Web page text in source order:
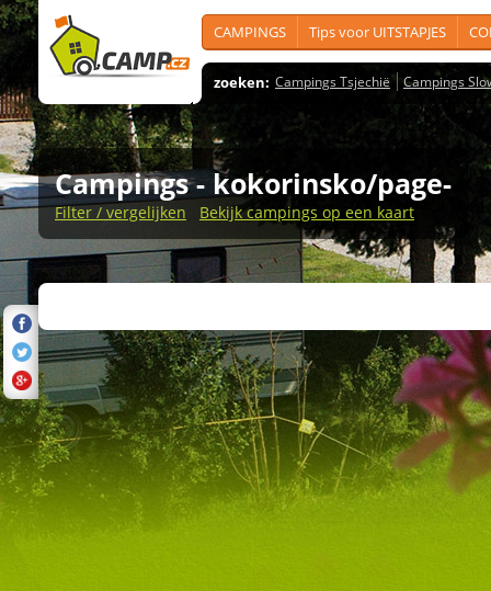
CAMPINGS Tips voor UITSTAPJES
zoeken: Campings Tsjechië Campings
Campings - kokorinsko/page-
Filter / vergelijken Bekijk campings op een kaart